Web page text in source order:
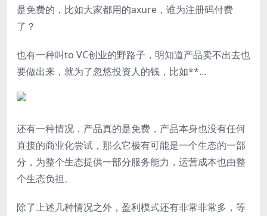
是免费的，比如大家都用的axure，谁为注册码付费
了？
也有一种叫to VC创业的野路子，明知道产品卖不出去也
要做出来，就为了忽悠投资人的钱，比如**…
还有一种情况，产品真的是免费，产品本身也没有任何
直接的商业化尝试，那么它极有可能是一个生态的一部
分，为整个生态提供一部分服务能力，运营成本也由整
个生态负担。
除了上述几种情况之外，盈利模式还有非常非常多，等